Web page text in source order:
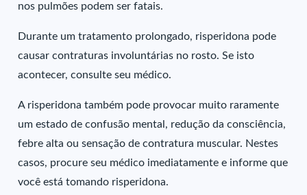
nos pulmões podem ser fatais.
Durante um tratamento prolongado, risperidona pode
causar contraturas involuntárias no rosto. Se isto
acontecer, consulte seu médico.
A risperidona também pode provocar muito raramente
um estado de confusão mental, redução da consciência,
febre alta ou sensação de contratura muscular. Nestes
casos, procure seu médico imediatamente e informe que
você está tomando risperidona.